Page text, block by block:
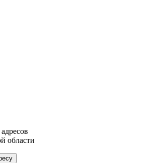
области